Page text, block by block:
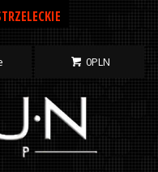
0PLN